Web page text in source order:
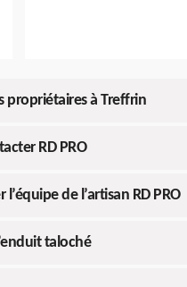
propriétaires à Treffrin
RD PRO
de l’artisan RD PRO
taloché